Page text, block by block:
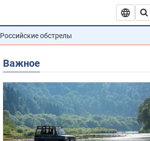
Российские обстрелы
Важное